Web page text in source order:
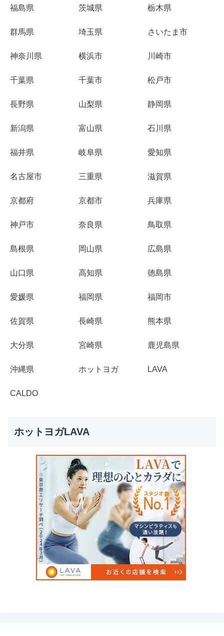
福島県 茨城県 栃木県
群馬県 埼玉県 さいたま市
神奈川県 横浜市 川崎市
千葉県 千葉市 松戸市
長野県 山梨県 静岡県
新潟県 富山県 石川県
福井県 岐阜県 愛知県
名古屋市 三重県 滋賀県
京都府 京都市 兵庫県
神戸市 奈良県 鳥取県
島根県 岡山県 広島県
山口県 高知県 徳島県
愛媛県 福岡県 福岡市
佐賀県 長崎県 熊本県
大分県 宮崎県 鹿児島県
沖縄県 ホットヨガ LAVA
CALDO
ホットヨガLAVA